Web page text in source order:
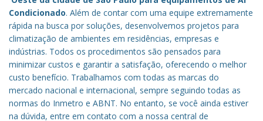
Condicionado. Além de contar com uma equipe extremamente
rápida na busca por soluções, desenvolvemos projetos para
climatização de ambientes em residências, empresas e
indústrias. Todos os procedimentos são pensados para
minimizar custos e garantir a satisfação, oferecendo o melhor
custo benefício. Trabalhamos com todas as marcas do
mercado nacional e internacional, sempre seguindo todas as
normas do Inmetro e ABNT. No entanto, se você ainda estiver
na dúvida, entre em contato com a nossa central de